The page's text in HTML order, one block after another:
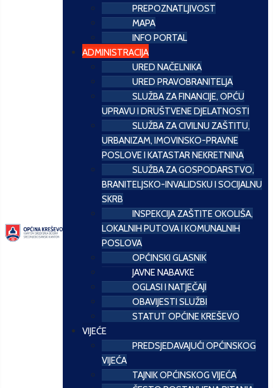
PREPOZNATLJIVOST
MAPA
INFO PORTAL
ADMINISTRACIJA
URED NAČELNIKA
URED PRAVOBRANITELJA
SLUŽBA ZA FINANCIJE, OPĆU
UPRAVU I DRUŠTVENE DJELATNOSTI
SLUŽBA ZA CIVILNU ZAŠTITU,
URBANIZAM, IMOVINSKO-PRAVNE
POSLOVE I KATASTAR NEKRETNINA
SLUŽBA ZA GOSPODARSTVO,
BRANITELJSKO-INVALIDSKU I SOCIJALNU
SKRB
INSPEKCIJA ZAŠTITE OKOLIŠA,
LOKALNIH PUTOVA I KOMUNALNIH
POSLOVA
OPĆINSKI GLASNIK
JAVNE NABAVKE
OGLASI I NATJEČAJI
OBAVIJESTI SLUŽBI
STATUT OPĆINE KREŠEVO
VIJEĆE
PREDSJEDAVAJUĆI OPĆINSKOG
VIJEĆA
TAJNIK OPĆINSKOG VIJEĆA